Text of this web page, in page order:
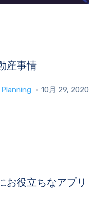
産事情
Planning 10月 29, 2020
お役立ちなアプリ